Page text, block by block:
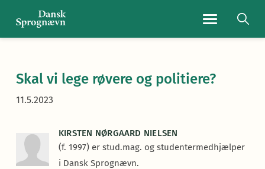
Skal vi lege røvere og politiere?
11.5.2023
KIRSTEN NØRGAARD NIELSEN
(f. 1997) er stud.mag. og studentermedhjælper
i Dansk Sprognævn.